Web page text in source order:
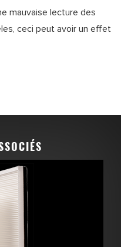
mauvaise lecture des
ceci peut avoir un effet